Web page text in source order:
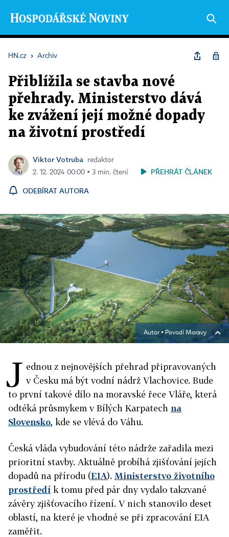
HN.cz › Archiv
Přiblížila se stavba nové
přehrady. Ministerstvo dává
ke zvážení její možné dopady
na životní prostředí
Viktor Votruba
redaktor
2. 12. 2024 00:00 ▪ 3 min. čtení
PŘEHRÁT ČLÁNEK
ODEBÍRAT AUTORA
Autor ▪ Povodí Moravy
J ednou z nejnovějších přehrad připravovaných
v Česku má být vodní nádrž Vlachovice. Bude
to první takové dílo na moravské řece Vláře, která
odtéká průsmykem v Bílých Karpatech na
Slovensko, kde se vlévá do Váhu.
Česká vláda vybudování této nádrže zařadila mezi
prioritní stavby. Aktuálně probíhá zjišťování jejích
dopadů na přírodu (EIA). Ministerstvo životního
prostředí k tomu před pár dny vydalo takzvané
závěry zjišťovacího řízení. V nich stanovilo deset
oblastí, na které je vhodné se při zpracování EIA
zaměřit.